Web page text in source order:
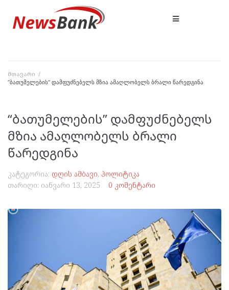
მთავარი /
“ბათუმელების” დამფუძნებელს მზია ამაღლობელს ბრალი წარედგინა
“ბათუმელების” დამფუძნებელს
მზია ამაღლობელს ბრალი
წარედგინა
კატეგორია: დღის ამბავი, პოლიტიკა
თარიღი: იანვარი 13, 2025 0 კომენტარი